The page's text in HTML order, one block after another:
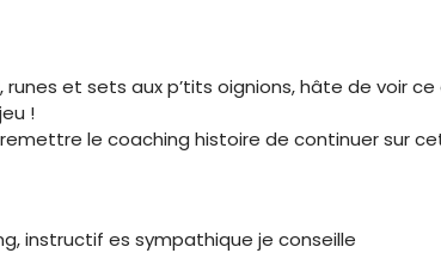
runes et sets aux p’tits oignions, hâte de voir
!
le coaching histoire de continuer sur
instructif es sympathique je conseille